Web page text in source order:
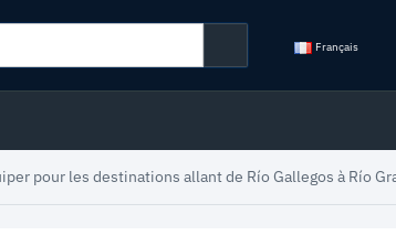
Français
pour les destinations allant de Río Gallegos à Río